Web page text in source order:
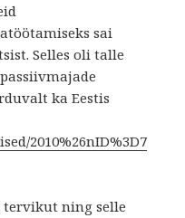
sai
Selles oli talle
ka Eestis
2010%26nID%3D7
tervikut ning selle